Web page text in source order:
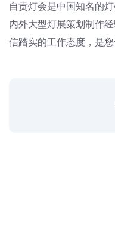
自贡灯会是中国知名的
内外大型灯展策划制作
信踏实的工作态度，是您